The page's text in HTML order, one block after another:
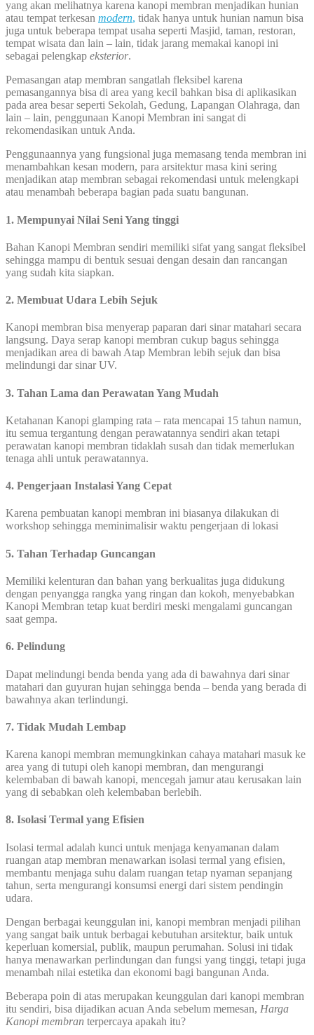
yang akan melihatnya karena kanopi membran menjadikan hunian
atau tempat terkesan modern, tidak hanya untuk hunian namun bisa
juga untuk beberapa tempat usaha seperti Masjid, taman, restoran,
tempat wisata dan lain – lain, tidak jarang memakai kanopi ini
sebagai pelengkap eksterior.
Pemasangan atap membran sangatlah fleksibel karena
pemasangannya bisa di area yang kecil bahkan bisa di aplikasikan
pada area besar seperti Sekolah, Gedung, Lapangan Olahraga, dan
lain – lain, penggunaan Kanopi Membran ini sangat di
rekomendasikan untuk Anda.
Penggunaannya yang fungsional juga memasang tenda membran ini
menambahkan kesan modern, para arsitektur masa kini sering
menjadikan atap membran sebagai rekomendasi untuk melengkapi
atau menambah beberapa bagian pada suatu bangunan.
1. Mempunyai Nilai Seni Yang tinggi
Bahan Kanopi Membran sendiri memiliki sifat yang sangat fleksibel
sehingga mampu di bentuk sesuai dengan desain dan rancangan
yang sudah kita siapkan.
2. Membuat Udara Lebih Sejuk
Kanopi membran bisa menyerap paparan dari sinar matahari secara
langsung. Daya serap kanopi membran cukup bagus sehingga
menjadikan area di bawah Atap Membran lebih sejuk dan bisa
melindungi dar sinar UV.
3. Tahan Lama dan Perawatan Yang Mudah
Ketahanan Kanopi glamping rata – rata mencapai 15 tahun namun,
itu semua tergantung dengan perawatannya sendiri akan tetapi
perawatan kanopi membran tidaklah susah dan tidak memerlukan
tenaga ahli untuk perawatannya.
4. Pengerjaan Instalasi Yang Cepat
Karena pembuatan kanopi membran ini biasanya dilakukan di
workshop sehingga meminimalisir waktu pengerjaan di lokasi
5. Tahan Terhadap Guncangan
Memiliki kelenturan dan bahan yang berkualitas juga didukung
dengan penyangga rangka yang ringan dan kokoh, menyebabkan
Kanopi Membran tetap kuat berdiri meski mengalami guncangan
saat gempa.
6. Pelindung
Dapat melindungi benda benda yang ada di bawahnya dari sinar
matahari dan guyuran hujan sehingga benda – benda yang berada di
bawahnya akan terlindungi.
7. Tidak Mudah Lembap
Karena kanopi membran memungkinkan cahaya matahari masuk ke
area yang di tutupi oleh kanopi membran, dan mengurangi
kelembaban di bawah kanopi, mencegah jamur atau kerusakan lain
yang di sebabkan oleh kelembaban berlebih.
8. Isolasi Termal yang Efisien
Isolasi termal adalah kunci untuk menjaga kenyamanan dalam
ruangan atap membran menawarkan isolasi termal yang efisien,
membantu menjaga suhu dalam ruangan tetap nyaman sepanjang
tahun, serta mengurangi konsumsi energi dari sistem pendingin
udara.
Dengan berbagai keunggulan ini, kanopi membran menjadi pilihan
yang sangat baik untuk berbagai kebutuhan arsitektur, baik untuk
keperluan komersial, publik, maupun perumahan. Solusi ini tidak
hanya menawarkan perlindungan dan fungsi yang tinggi, tetapi juga
menambah nilai estetika dan ekonomi bagi bangunan Anda.
Beberapa poin di atas merupakan keunggulan dari kanopi membran
itu sendiri, bisa dijadikan acuan Anda sebelum memesan, Harga
Kanopi membran terpercaya apakah itu?